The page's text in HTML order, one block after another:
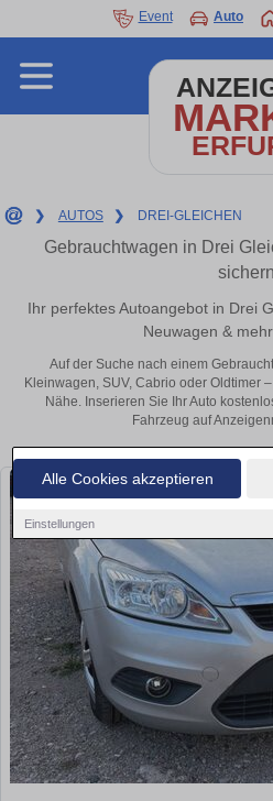
Alle Cookies akzeptieren
Einstellungen
Event Auto
❯ AUTOS ❯ DREI-GLEICHEN
Gebrauchtwagen in Drei
sichern
Ihr perfektes Autoangebot in Drei
Neuwagen &
Auf der Suche nach einem
Kleinwagen, SUV, Cabrio oder Oldtimer
Nähe. Inserieren Sie Ihr Auto
Fahrzeug auf